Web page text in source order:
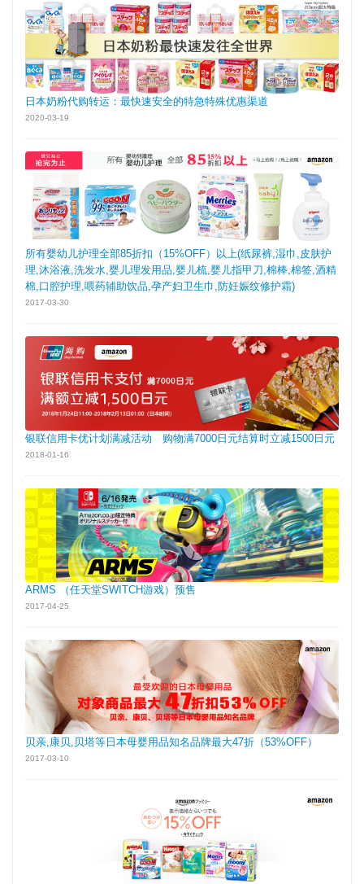
日本奶粉代购转运：最快速安全的特急特殊优惠渠道
2020-03-19
所有婴幼儿护理全部85折扣（15%OFF）以上(纸尿裤,湿巾,皮肤护
理,沐浴液,洗发水,婴儿理发用品,婴儿梳,婴儿指甲刀,棉棒,棉签,酒精
棉,口腔护理,喂药辅助饮品,孕产妇卫生巾,防妊娠纹修护霜)
2017-03-30
银联信用卡优计划满减活动 购物满7000日元结算时立减1500日元
2018-01-16
ARMS （任天堂SWITCH游戏）预售
2017-04-25
贝亲,康贝,贝塔等日本母婴用品知名品牌最大47折（53%OFF）
2017-03-10